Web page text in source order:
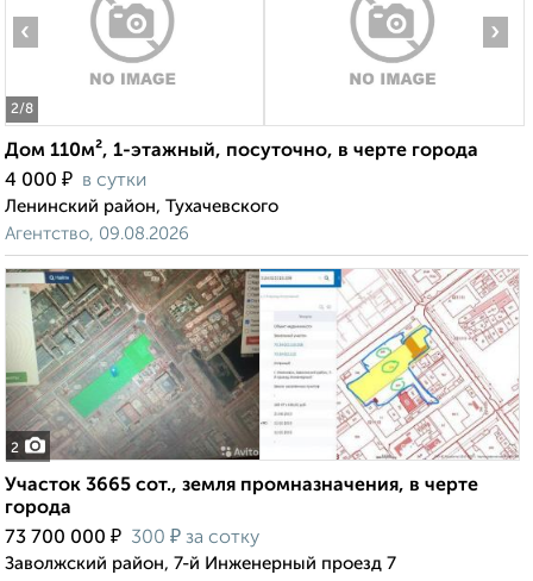
2/8
‹ ›
Дом 110м², 1-этажный, посуточно, в черте города
4 000 ₽ в сутки
Ленинский район, Тухачевского
Агентство, 09.08.2026
2
Участок 3665 сот., земля промназначения, в черте
города
73 700 000 ₽ 300 ₽ за сотку
Заволжский район, 7-й Инженерный проезд 7